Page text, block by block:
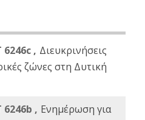
, Διευκρινήσεις
ζώνες στη Δυτική
6246b , Ενημέρωση για